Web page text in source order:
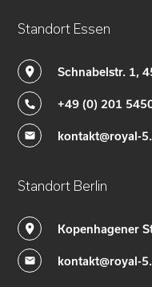
Standort Essen
Schnabelstr. 1,
+49 (0) 201
kontakt@royal-
Standort Berlin
Kopenhagener
kontakt@royal-